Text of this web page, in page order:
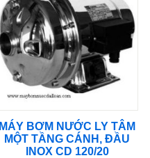
MÁY BƠM NƯỚC LY TÂM
MỘT TẦNG CÁNH, ĐẦU
INOX CD 120/20